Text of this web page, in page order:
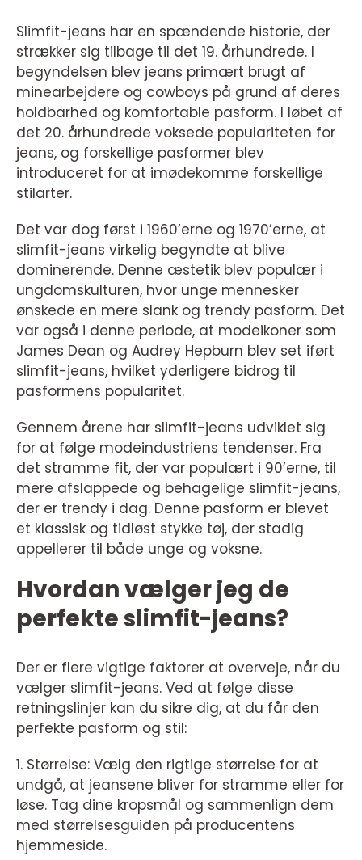
Slimfit-jeans har en spændende historie, der
strækker sig tilbage til det 19. århundrede. I
begyndelsen blev jeans primært brugt af
minearbejdere og cowboys på grund af deres
holdbarhed og komfortable pasform. I løbet af
det 20. århundrede voksede populariteten for
jeans, og forskellige pasformer blev
introduceret for at imødekomme forskellige
stilarter.
Det var dog først i 1960’erne og 1970’erne, at
slimfit-jeans virkelig begyndte at blive
dominerende. Denne æstetik blev populær i
ungdomskulturen, hvor unge mennesker
ønskede en mere slank og trendy pasform. Det
var også i denne periode, at modeikoner som
James Dean og Audrey Hepburn blev set iført
slimfit-jeans, hvilket yderligere bidrog til
pasformens popularitet.
Gennem årene har slimfit-jeans udviklet sig
for at følge modeindustriens tendenser. Fra
det stramme fit, der var populært i 90’erne, til
mere afslappede og behagelige slimfit-jeans,
der er trendy i dag. Denne pasform er blevet
et klassisk og tidløst stykke tøj, der stadig
appellerer til både unge og voksne.
Hvordan vælger jeg de
perfekte slimfit-jeans?
Der er flere vigtige faktorer at overveje, når du
vælger slimfit-jeans. Ved at følge disse
retningslinjer kan du sikre dig, at du får den
perfekte pasform og stil:
1. Størrelse: Vælg den rigtige størrelse for at
undgå, at jeansene bliver for stramme eller for
løse. Tag dine kropsmål og sammenlign dem
med størrelsesguiden på producentens
hjemmeside.